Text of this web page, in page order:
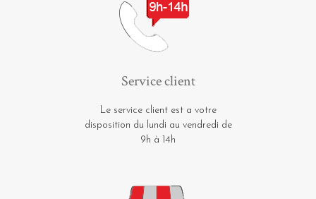
Service client
Le service client est a votre
disposition du lundi au vendredi de
9h à 14h